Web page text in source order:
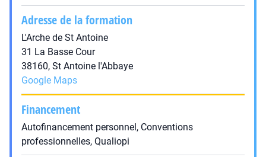
Adresse de la formation
L'Arche de St Antoine
31 La Basse Cour
38160, St Antoine l'Abbaye
Google Maps
Financement
Autofinancement personnel, Conventions
professionnelles, Qualiopi